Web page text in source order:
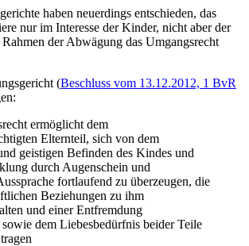
haben neuerdings entschieden, das
nur im Interesse der Kinder, nicht aber der
der Abwägung das Umgangsrecht
(Beschluss vom 13.12.2012, 1 BvR
ermöglicht dem
Elternteil, sich von dem
geistigen Befinden des Kindes und
durch Augenschein und
fortlaufend zu überzeugen, die
Beziehungen zu ihm
und einer Entfremdung
dem Liebesbedürfnis beider Teile